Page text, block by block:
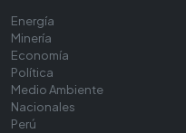
Energía
Minería
Economía
Política
Medio Ambiente
Nacionales
Perú